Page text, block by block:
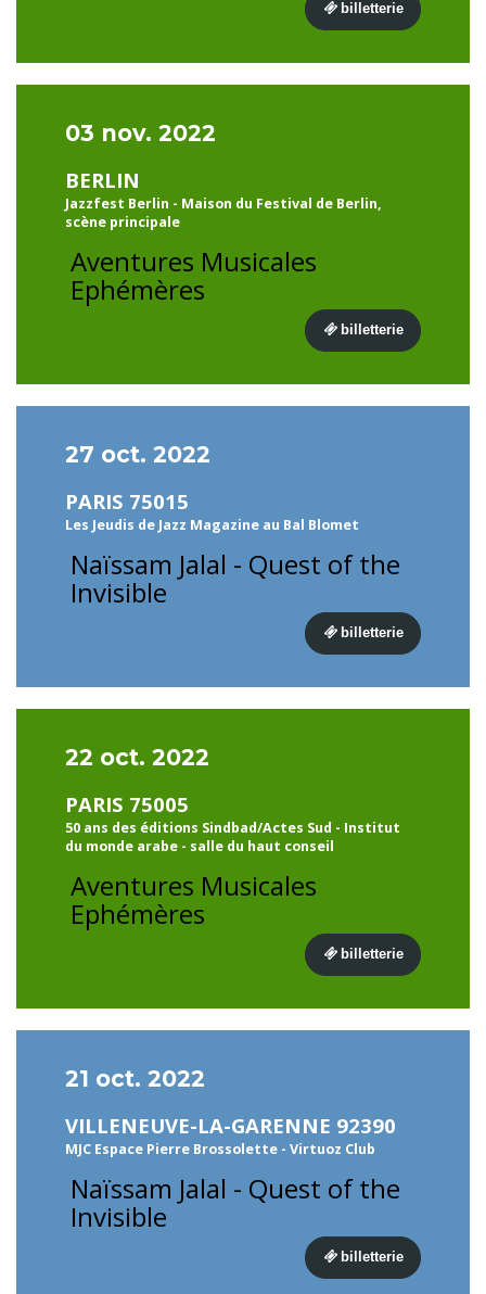
billetterie
03 nov. 2022
BERLIN
Jazzfest Berlin - Maison du Festival de Berlin,
scène principale
Aventures Musicales
Ephémères
billetterie
27 oct. 2022
PARIS 75015
Les Jeudis de Jazz Magazine au Bal Blomet
Naïssam Jalal - Quest of the
Invisible
billetterie
22 oct. 2022
PARIS 75005
50 ans des éditions Sindbad/Actes Sud - Institut
du monde arabe - salle du haut conseil
Aventures Musicales
Ephémères
billetterie
21 oct. 2022
VILLENEUVE-LA-GARENNE 92390
MJC Espace Pierre Brossolette - Virtuoz Club
Naïssam Jalal - Quest of the
Invisible
billetterie